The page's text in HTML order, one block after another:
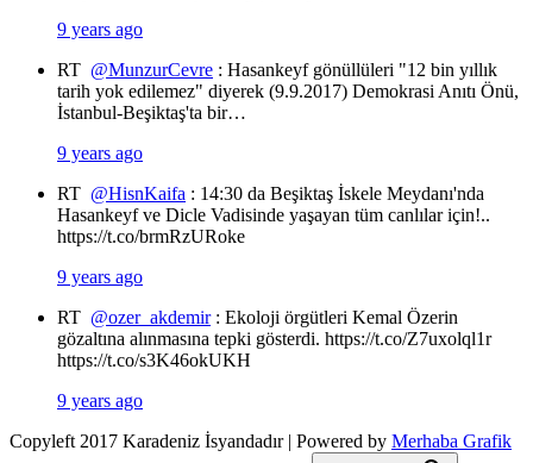
9 years ago
RT @MunzurCevre : Hasankeyf gönüllüleri "12 bin yıllık
tarih yok edilemez" diyerek (9.9.2017) Demokrasi Anıtı Önü,
İstanbul-Beşiktaş'ta bir…
9 years ago
RT @HisnKaifa : 14:30 da Beşiktaş İskele Meydanı'nda
Hasankeyf ve Dicle Vadisinde yaşayan tüm canlılar için!..
https://t.co/brmRzURoke
9 years ago
RT @ozer_akdemir: Ekoloji örgütleri Kemal Özerin
gözaltına alınmasına tepki gösterdi. https://t.co/Z7uxolql1r
https://t.co/s3K46okUKH
9 years ago
Copyleft 2017 Karadeniz İsyandadır | Powered by Merhaba Grafik